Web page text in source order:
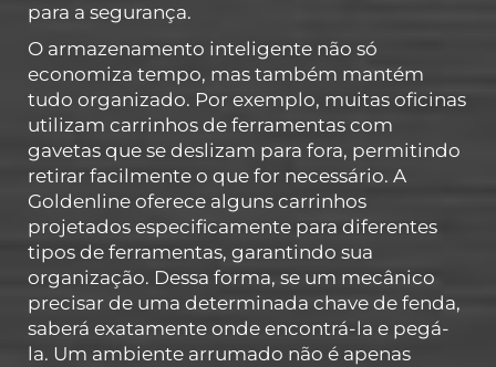
para a segurança.
O armazenamento inteligente não só
economiza tempo, mas também mantém
tudo organizado. Por exemplo, muitas oficinas
utilizam carrinhos de ferramentas com
gavetas que se deslizam para fora, permitindo
retirar facilmente o que for necessário. A
Goldenline oferece alguns carrinhos
projetados especificamente para diferentes
tipos de ferramentas, garantindo sua
organização. Dessa forma, se um mecânico
precisar de uma determinada chave de fenda,
saberá exatamente onde encontrá-la e pegá-
la. Um ambiente arrumado não é apenas